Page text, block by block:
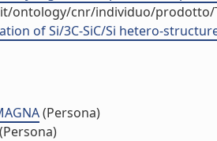
ontology/cnr/individuo/prodotto/
of Si/3C-SiC/Si hetero-
(Persona)
(Persona)